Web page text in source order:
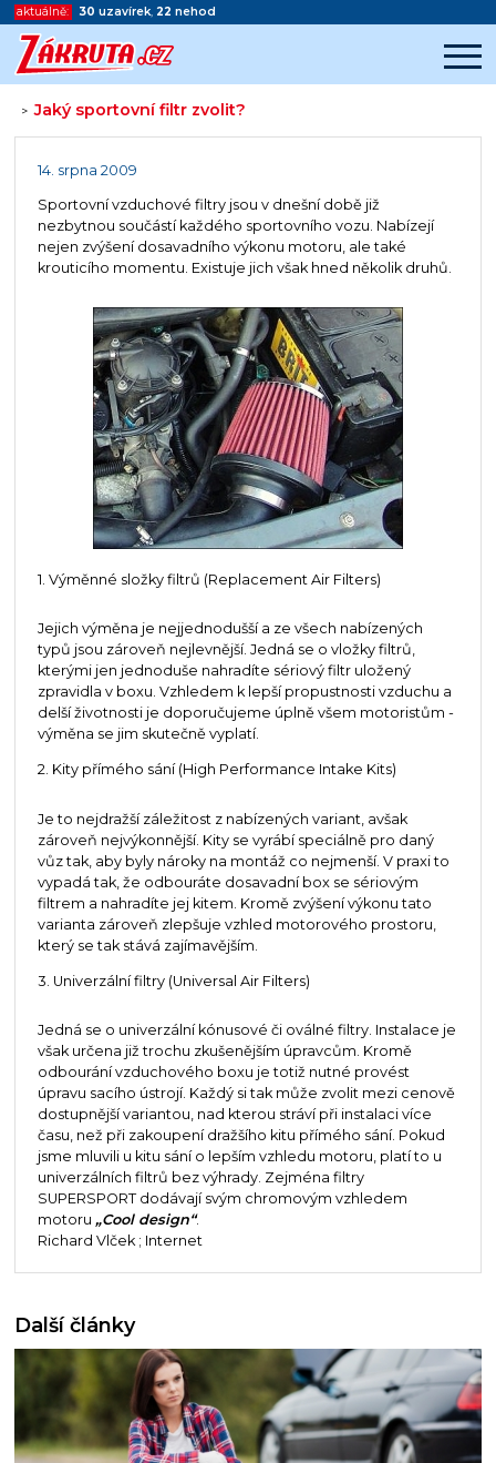
aktuálně: 30 uzavírek, 22 nehod
>Jaký sportovní filtr zvolit?
Začátek reklamy
14. srpna 2009
Sportovní vzduchové filtry jsou v dnešní době již
nezbytnou součástí každého sportovního vozu. Nabízejí
nejen zvýšení dosavadního výkonu motoru, ale také
krouticího momentu. Existuje jich však hned několik druhů.
1. Výměnné složky filtrů (Replacement Air Filters)
Jejich výměna je nejjednodušší a ze všech nabízených
typů jsou zároveň nejlevnější. Jedná se o vložky filtrů,
kterými jen jednoduše nahradíte sériový filtr uložený
zpravidla v boxu. Vzhledem k lepší propustnosti vzduchu a
delší životnosti je doporučujeme úplně všem motoristům -
výměna se jim skutečně vyplatí.
2. Kity přímého sání (High Performance Intake Kits)
Je to nejdražší záležitost z nabízených variant, avšak
zároveň nejvýkonnější. Kity se vyrábí speciálně pro daný
vůz tak, aby byly nároky na montáž co nejmenší. V praxi to
vypadá tak, že odbouráte dosavadní box se sériovým
filtrem a nahradíte jej kitem. Kromě zvýšení výkonu tato
varianta zároveň zlepšuje vzhled motorového prostoru,
který se tak stává zajímavějším.
3. Univerzální filtry (Universal Air Filters)
Jedná se o univerzální kónusové či oválné filtry. Instalace je
však určena již trochu zkušenějším úpravcům. Kromě
odbourání vzduchového boxu je totiž nutné provést
úpravu sacího ústrojí. Každý si tak může zvolit mezi cenově
dostupnější variantou, nad kterou stráví při instalaci více
času, než při zakoupení dražšího kitu přímého sání. Pokud
jsme mluvili u kitu sání o lepším vzhledu motoru, platí to u
univerzálních filtrů bez výhrady. Zejména filtry
SUPERSPORT dodávají svým chromovým vzhledem
motoru „Cool design“.
Richard Vlček ; Internet
Další články